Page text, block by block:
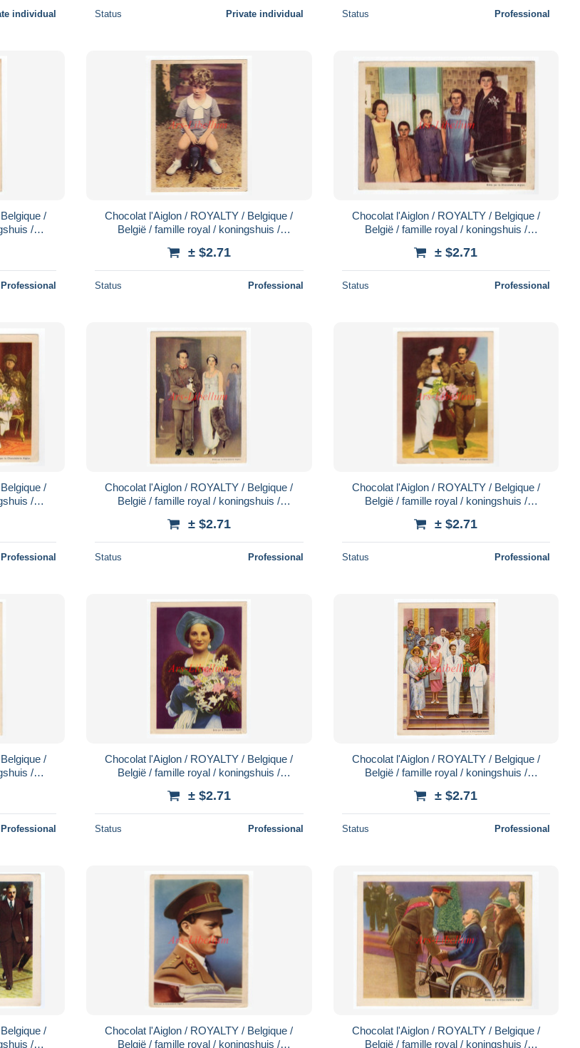
individual Status Private individual Status Professional
/
/
Professional
Chocolat l'Aiglon / ROYALTY / Belgique /
België / famille royal / koningshuis /
± $2.71
Status Professional
Chocolat l'Aiglon / ROYALTY / Belgique /
België / famille royal / koningshuis /
± $2.71
Status Professional
/
/
Professional
Chocolat l'Aiglon / ROYALTY / Belgique /
België / famille royal / koningshuis /
± $2.71
Status Professional
Chocolat l'Aiglon / ROYALTY / Belgique /
België / famille royal / koningshuis /
± $2.71
Status Professional
/
/
Professional
Chocolat l'Aiglon / ROYALTY / Belgique /
België / famille royal / koningshuis /
± $2.71
Status Professional
Chocolat l'Aiglon / ROYALTY / Belgique /
België / famille royal / koningshuis /
± $2.71
Status Professional
/
/
Chocolat l'Aiglon / ROYALTY / Belgique /
België / famille royal / koningshuis /
Chocolat l'Aiglon / ROYALTY / Belgique /
België / famille royal / koningshuis /